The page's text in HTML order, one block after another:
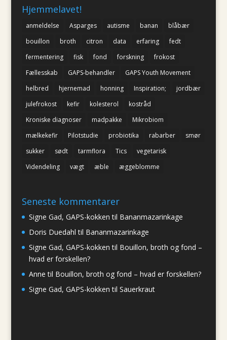
Hjemmelavet!
anmeldelse Asparges autisme banan
blåbær
bouillon
broth citron data erfaring
fedt
fermentering
fisk fond forskning
frokost
Fællesskab
GAPS-behandler
GAPS Youth Movement
helbred
hjernemad honning Inspiration;
jordbær
julefrokost
kefir kolesterol
kostråd
Kroniske diagnoser
madpakke
Mikrobiom
mælkekefir
Pilotstudie probiotika rabarber
smør
sukker
sødt tarmflora Tics
vegetarisk
Videndeling
vægt æble æggeblomme
Seneste kommentarer
Signe Gad, GAPS-kokken til Bananmazarinkage
Doris Duedahl til Bananmazarinkage
Signe Gad, GAPS-kokken til Bouillon, broth og fond –
hvad er forskellen?
Anne til Bouillon, broth og fond – hvad er forskellen?
Signe Gad, GAPS-kokken til Sauerkraut